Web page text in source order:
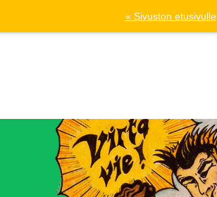
« Sivuston etusivulle